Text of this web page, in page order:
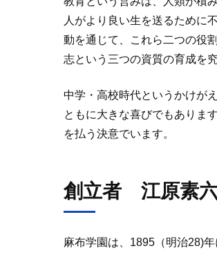
人がより良い生を送るために
動を通じて、これら二つの役
志という三つの資質の育成を
中学・高校時代というかけが
ともに大きな喜びでもありま
を払う決意でいます。
創立者 江原素
麻布学園は、1895（明治28)